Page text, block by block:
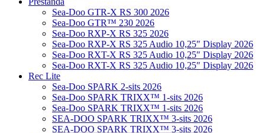
Sea-Doo GTR-X RS 300 2026
Sea-Doo GTR™ 230 2026
Sea-Doo RXP-X RS 325 2026
Sea-Doo RXP-X RS 325 Audio 10,25″ Display 2026
Sea-Doo RXT-X RS 325 Audio 10,25″ Display 2026
Sea-Doo RXT-X RS 325 Audio 10,25″ Display 2026
Rec Lite
Sea-Doo SPARK 2-sits 2026
Sea-Doo SPARK TRIXX™ 1-sits 2026
Sea-Doo SPARK TRIXX™ 1-sits 2026
SEA-DOO SPARK TRIXX™ 3-sits 2026
SEA-DOO SPARK TRIXX™ 3-sits 2026